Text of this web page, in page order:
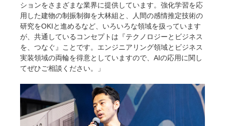
ションをさまざまな業界に提供しています。強化学習を応
用した建物の制振制御を大林組と、人間の感情推定技術の
研究をOKIと進めるなど、いろいろな領域を扱っています
が、共通しているコンセプトは『テクノロジーとビジネス
を、つなぐ』ことです。エンジニアリング領域とビジネス
実装領域の両輪を得意としていますので、AIの応用に関し
てぜひご相談ください。」